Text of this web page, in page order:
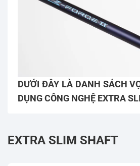
DƯỚI ĐÂY LÀ DANH SÁCH
DỤNG CÔNG NGHỆ EXTRA
EXTRA SLIM SHAFT